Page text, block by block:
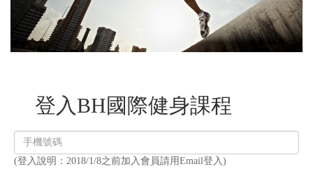
登入BH國際健身課程
入
帳
(登入說明：2018/1/8之前加入會員請用Email登入)